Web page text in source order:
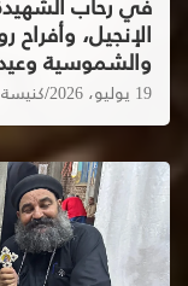
الإنجيل،
والشموسية وعيد
19 يوليو، 2026